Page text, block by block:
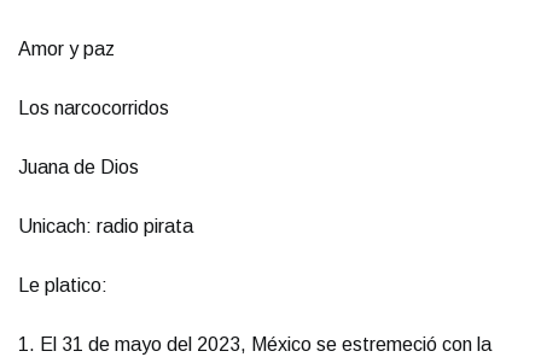
Amor y paz
Los narcocorridos
Juana de Dios
Unicach: radio pirata
Le platico:
1. El 31 de mayo del 2023, México se estremeció con la